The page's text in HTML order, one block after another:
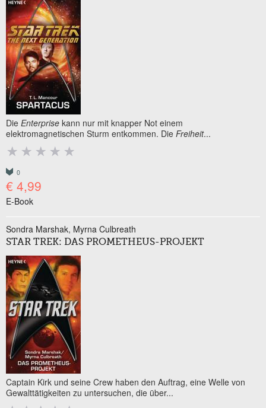
Die Enterprise kann nur mit knapper Not einem
elektromagnetischen Sturm entkommen. Die Freiheit...
0
€ 4,99
E-Book
Sondra Marshak Myrna Culbreath
STAR TREK: DAS PROMETHEUS-PROJEKT
Captain Kirk und seine Crew haben den Auftrag, eine Welle von
Gewalttätigkeiten zu untersuchen, die über...